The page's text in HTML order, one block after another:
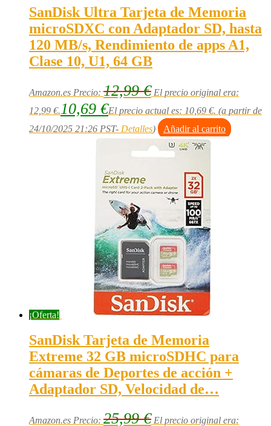
SanDisk Ultra Tarjeta de Memoria
microSDXC con Adaptador SD, hasta
120 MB/s, Rendimiento de apps A1,
Clase 10, U1, 64 GB
Amazon.es Precio: 12,99€ El precio original era:
12,99 €. 10,69 €El precio actual es: 10,69 €. (a partir de
24/10/2025 21:26 PST- Detalles) Añadir al carrito
¡Oferta!
SanDisk Tarjeta de Memoria
Extreme 32 GB microSDHC para
cámaras de Deportes de acción +
Adaptador SD, Velocidad de…
Amazon.es Precio: 25,99€ El precio original era: